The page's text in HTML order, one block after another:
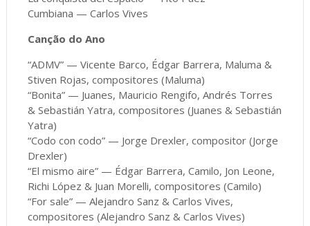
Cumbiana — Carlos Vives
Canção do Ano
“ADMV” — Vicente Barco, Édgar Barrera, Maluma &
Stiven Rojas, compositores (Maluma)
“Bonita” — Juanes, Mauricio Rengifo, Andrés Torres
& Sebastián Yatra, compositores (Juanes & Sebastián
Yatra)
“Codo con codo” — Jorge Drexler, compositor (Jorge
Drexler)
“El mismo aire” — Édgar Barrera, Camilo, Jon Leone,
Richi López & Juan Morelli, compositores (Camilo)
“For sale” — Alejandro Sanz & Carlos Vives,
compositores (Alejandro Sanz & Carlos Vives)